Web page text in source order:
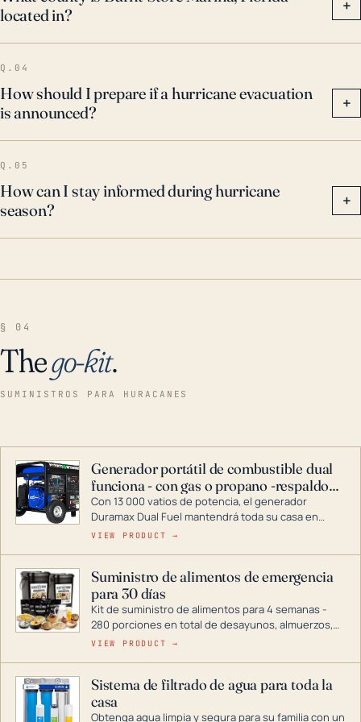
located in?
+
Q.04
How should I prepare if a hurricane evacuation
is announced?
+
Q.05
How can I stay informed during hurricane
season?
+
§ 04
Thego-kit.
SUMINISTROS PARA HURACANES
Generador portátil de combustible dual
funciona - con gas o propano -respaldo
para el hogar
Con 13 000 vatios de potencia, el generador
Duramax Dual Fuel mantendrá toda su casa en
funcionamiento durante una tormenta o un corte
combustible dual, con una gama completa que
abarca desde inversores digitales hasta
generadores que pueden alimentar toda su casa.
VIEW PRODUCT →
Suministro de alimentos de emergencia
para 30 días
Kit de suministro de alimentos para 4 semanas -
280 porciones en total de desayunos, almuerzos,
cenas y postres. Se puede almacenar durante
VIEW PRODUCT →
Sistema de filtrado de agua para toda la
casa
Obtenga agua limpia y segura para su familia con un